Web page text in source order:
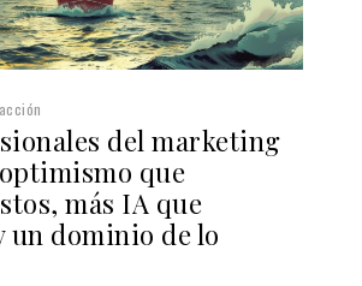
del marketing
que
más IA que
un dominio de lo